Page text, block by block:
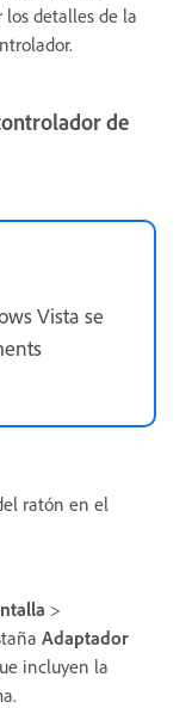
los detalles de la
de
Vista se
ratón en el
>
Adaptador
incluyen la